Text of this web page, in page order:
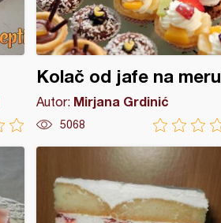
Kolač od jafe na meru
Autor: Mirjana Grdinić
5068